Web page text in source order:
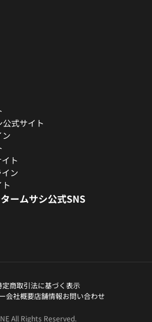
式サイト
ト
ン
ームサシ公式SNS
定商取引法に基づく表示
会社概要店舗情報お問い合わせ
All Rights Reserved.